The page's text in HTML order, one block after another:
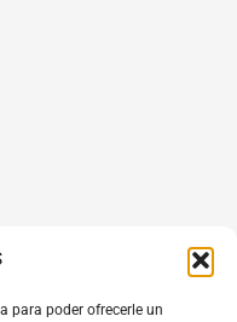
para poder ofrecerle un
Teobaldo Power Nº 7,